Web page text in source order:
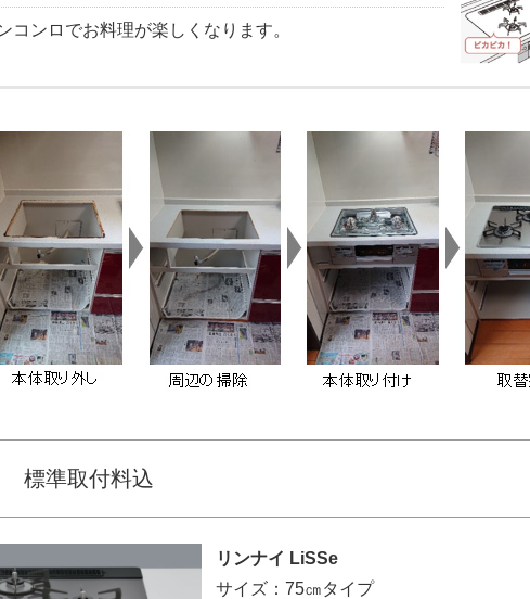
コンロでお料理が楽しくなります。
標準取付料込
リンナイ LiSSe
サイズ：75㎝タイプ